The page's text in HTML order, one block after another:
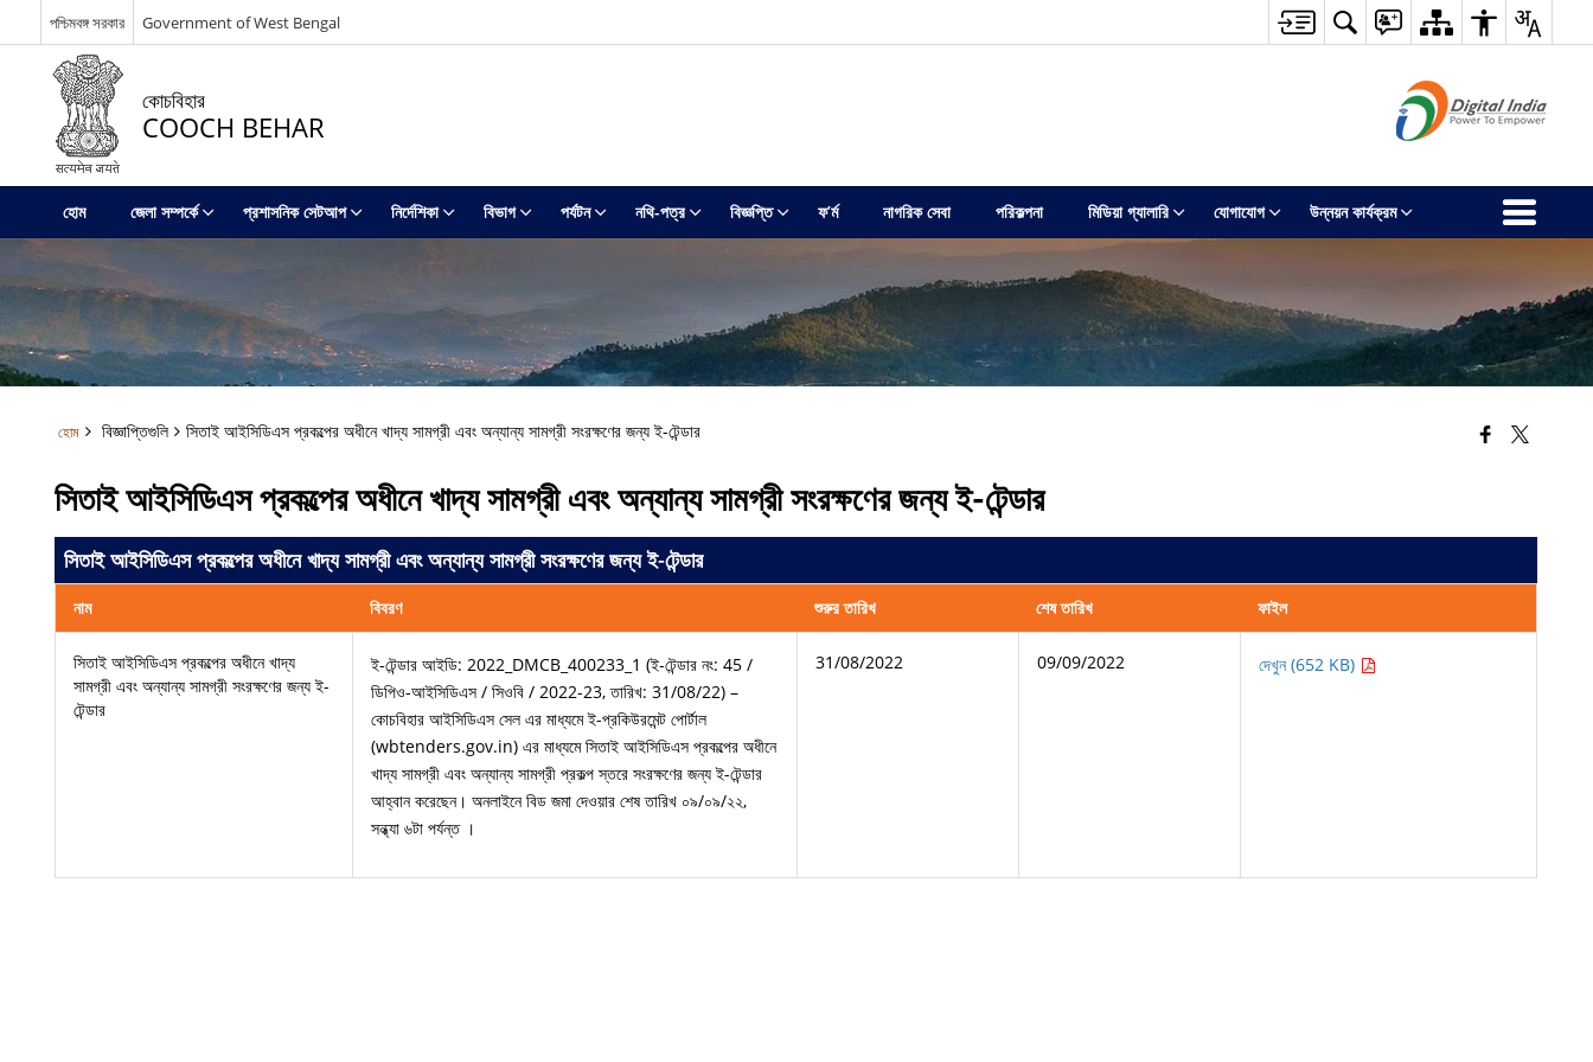
পশ্চিমবঙ্গ সরকার Government of West Bengal
কোচবিহার
COOCH BEHAR
হোম জেলা সম্পর্কে প্রশাসনিক সেটআপ নির্দেশিকা বিভাগ পর্যটন নথি-পত্র বিজ্ঞপ্তি ফ’ৰ্ম নাগরিক সেবা পরিকল্পনা মিডিয়া গ্যালারি যোগাযোগ উন্নয়ন কার্যক্রম
হোম বিজ্ঞাপ্তিগুলি সিতাই আইসিডিএস প্রকল্পের অধীনে খাদ্য সামগ্রী এবং অন্যান্য সামগ্রী সংরক্ষণের জন্য ই-টেন্ডার
সিতাই আইসিডিএস প্রকল্পের অধীনে খাদ্য সামগ্রী এবং অন্যান্য সামগ্রী সংরক্ষণের জন্য ই-টেন্ডার
সিতাই আইসিডিএস প্রকল্পের অধীনে খাদ্য সামগ্রী এবং অন্যান্য সামগ্রী সংরক্ষণের জন্য ই-টেন্ডার
নাম বিবরণ শুরুর তারিখ শেষ তারিখ ফাইল
সিতাই আইসিডিএস প্রকল্পের অধীনে খাদ্য
সামগ্রী এবং অন্যান্য সামগ্রী সংরক্ষণের জন্য ই-
টেন্ডার
ই-টেন্ডার আইডি: 2022_DMCB_400233_1 (ই-টেন্ডার নং: 45 /
ডিপিও-আইসিডিএস / সিওবি / 2022-23, তারিখ: 31/08/22) –
কোচবিহার আইসিডিএস সেল এর মাধ্যমে ই-প্রকিউরমেন্ট পোর্টাল
(wbtenders.gov.in) এর মাধ্যমে সিতাই আইসিডিএস প্রকল্পের অধীনে
খাদ্য সামগ্রী এবং অন্যান্য সামগ্রী প্রকল্প স্তরে সংরক্ষণের জন্য ই-টেন্ডার
আহ্বান করেছেন। অনলাইনে বিড জমা দেওয়ার শেষ তারিখ ০৯/০৯/২২,
সন্ধ্যা ৬টা পর্যন্ত ।
31/08/2022 09/09/2022 দেখুন (652 KB)